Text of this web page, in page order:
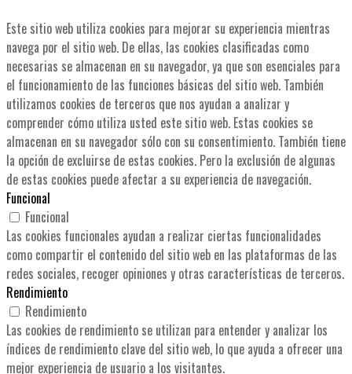
Este sitio web utiliza cookies para mejorar su experiencia mientras
navega por el sitio web. De ellas, las cookies clasificadas como
necesarias se almacenan en su navegador, ya que son esenciales para
el funcionamiento de las funciones básicas del sitio web. También
utilizamos cookies de terceros que nos ayudan a analizar y
comprender cómo utiliza usted este sitio web. Estas cookies se
almacenan en su navegador sólo con su consentimiento. También tiene
la opción de excluirse de estas cookies. Pero la exclusión de algunas
de estas cookies puede afectar a su experiencia de navegación.
Funcional
Funcional
Las cookies funcionales ayudan a realizar ciertas funcionalidades
como compartir el contenido del sitio web en las plataformas de las
redes sociales, recoger opiniones y otras características de terceros.
Rendimiento
Rendimiento
Las cookies de rendimiento se utilizan para entender y analizar los
índices de rendimiento clave del sitio web, lo que ayuda a ofrecer una
mejor experiencia de usuario a los visitantes.